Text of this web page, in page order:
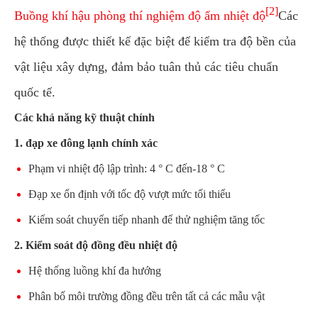
Buồng khí hậu phòng thí nghiệm độ ẩm nhiệt độ[2]Các
hệ thống được thiết kế đặc biệt để kiểm tra độ bền của
vật liệu xây dựng, đảm bảo tuân thủ các tiêu chuẩn
quốc tế.
Các khả năng kỹ thuật chính
1. đạp xe đông lạnh chính xác
Phạm vi nhiệt độ lập trình: 4 ° C đến-18 ° C
Đạp xe ổn định với tốc độ vượt mức tối thiểu
Kiểm soát chuyển tiếp nhanh để thử nghiệm tăng tốc
2. Kiểm soát độ đồng đều nhiệt độ
Hệ thống luồng khí đa hướng
Phân bố môi trường đồng đều trên tất cả các mẫu vật